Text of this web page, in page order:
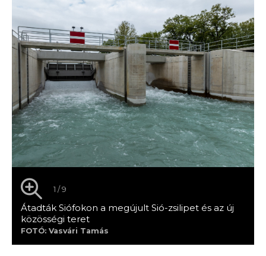
1 / 9
Átadták Siófokon a megújult Sió-zsilipet és az új
közösségi teret
FOTÓ: Vasvári Tamás